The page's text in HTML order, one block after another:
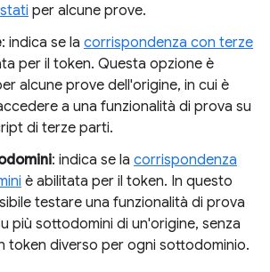
per alcune prove.
: indica se la corrispondenza con terze
per il token. Questa opzione è
alcune prove dell'origine, in cui è
a una funzionalità di prova su
di terze parti.
: indica se la corrispondenza
è abilitata per il token. In questo
testare una funzionalità di prova
più sottodomini di un'origine, senza
token diverso per ogni sottodominio.